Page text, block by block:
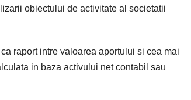
obiectului de activitate al societatii
raport intre valoarea aportului si cea mai
in baza activului net contabil sau